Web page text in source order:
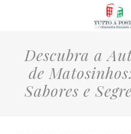
Descubra a
de
Sabores e